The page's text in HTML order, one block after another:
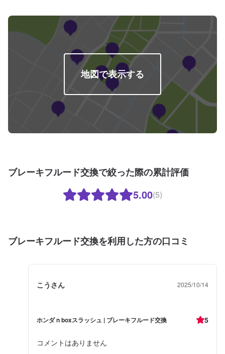
地図で表示する
ブレーキフルード交換で絞った際の累計評価
5.00(5)
ブレーキフルード交換を利用した方の口コミ
こうさん 2025/10/14
ホンダ n boxスラッシュ | ブレーキフルード交換 5
コメントはありません